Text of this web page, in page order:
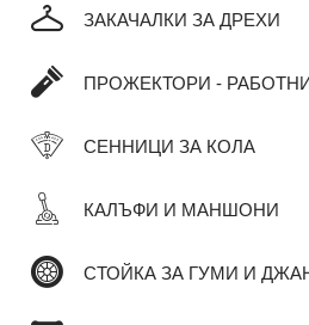
ЗАКАЧАЛКИ ЗА ДРЕХИ
ПРОЖЕКТОРИ -
СЕННИЦИ ЗА КОЛА
КАЛЪФИ И МАНШОНИ
СТОЙКА ЗА ГУМИ И